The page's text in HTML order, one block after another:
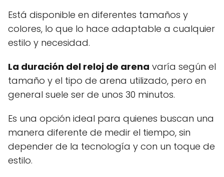
Está disponible en diferentes tamaños y
colores, lo que lo hace adaptable a cualquier
estilo y necesidad.
La duración del reloj de arena varía según el
tamaño y el tipo de arena utilizado, pero en
general suele ser de unos 30 minutos.
Es una opción ideal para quienes buscan una
manera diferente de medir el tiempo, sin
depender de la tecnología y con un toque de
estilo.